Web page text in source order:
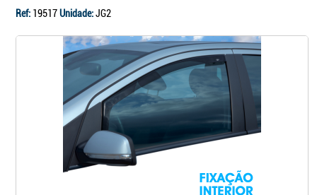
Ref: 19517Unidade:JG2